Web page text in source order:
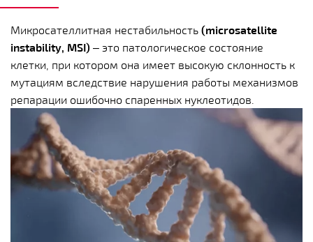
Микросателлитная нестабильность (microsatellite
instability, MSI) – это патологическое состояние
клетки, при котором она имеет высокую склонность к
мутациям вследствие нарушения работы механизмов
репарации ошибочно спаренных нуклеотидов.